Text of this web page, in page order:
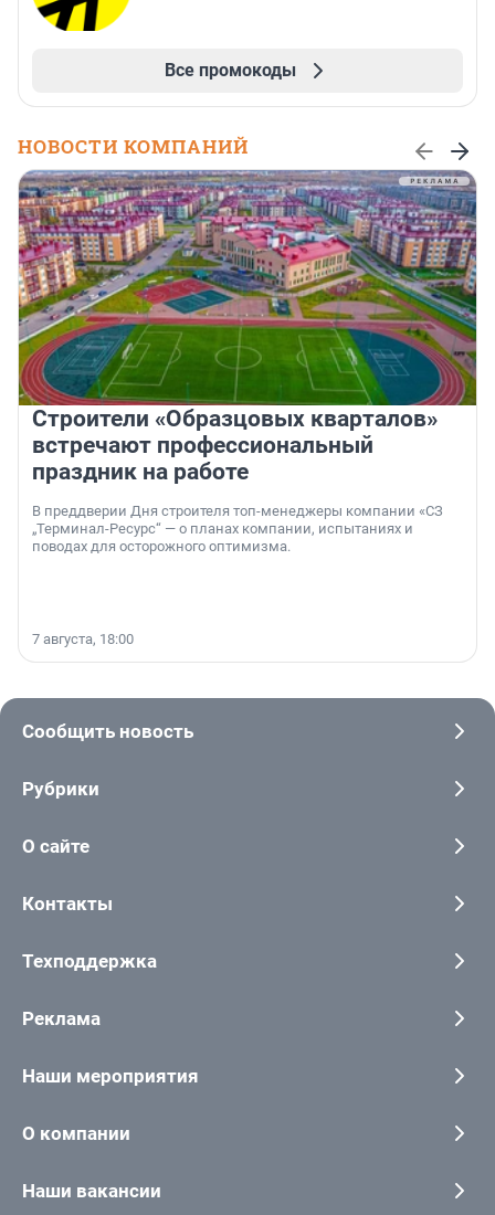
Все промокоды
НОВОСТИ КОМПАНИЙ
Строители «Образцовых кварталов»
встречают профессиональный
праздник на работе
В преддверии Дня строителя топ-менеджеры компании «СЗ
„Терминал-Ресурс“ — о планах компании, испытаниях и
поводах для осторожного оптимизма.
7 августа, 18:00
Сообщить новость
Рубрики
О сайте
Контакты
Техподдержка
Реклама
Наши мероприятия
О компании
Наши вакансии